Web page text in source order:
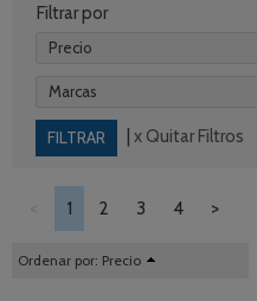
Filtrar por
Precio
Marcas
x Quitar Filtros
1 2 3 4 >
Ordenar por: Precio